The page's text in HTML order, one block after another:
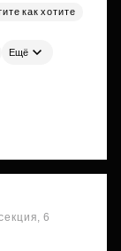
как хотите
Ещё
6